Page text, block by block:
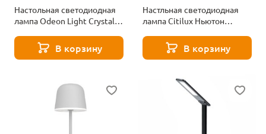
Настольная светодиодная
лампа Odeon Light Crystal
В корзину
Настльная светодиодная
лампа Citilux Ньютон
В корзину